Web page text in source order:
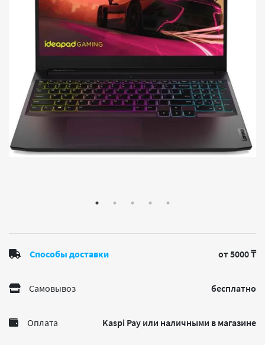
Способы доставки от 5000 ₸
Самовывоз бесплатно
Оплата Kaspi Pay или наличными в магазине